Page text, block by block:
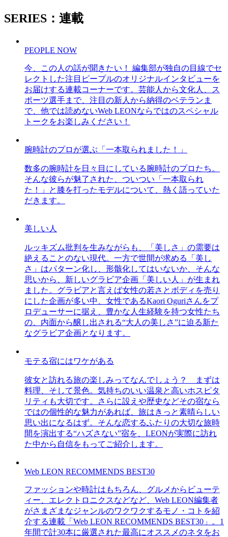
SERIES：連載
PEOPLE NOW
今、この人の話が聞きたい！ 編集部が独自の目線でセ
レクトした注目ピープルのオリジナルインタビューを
お届けする連載コーナーです。芸能人から文化人、ス
ポーツ選手まで、注目の新人から納得のベテランま
で、他では読めないWeb LEONならではのスペシャル
トークをお楽しみください！
腕時計のプロが選ぶ「一本取られました！」
数多の腕時計を日々目にしている腕時計のプロたち。
そんな彼らが魅了された、ついつい「一本取られ
た！」と膝を打ったモデルについて、熱く語っていた
だきます。
美しい人
ルッキズム批判を生みながらも、「美しさ」の需要は
絶えることのない現代。一方で世間が求める「美し
さ」はパターン化し、形骸化してはいないか、そんな
思いから、新しいグラビア企画「美しい人」が生まれ
ました。グラビアと言えば女性の若さとボディを売り
にした企画が多い中、女性であるKaori Oguriさんをプ
ロデューサーに据え、豊かな人生経験を持つ女性たち
の、内面から醸し出される“大人の美しさ”に迫る新た
なグラビア企画となります。
モテる宿にはワケがある
彼女と訪れる旅の楽しみってなんでしょう？ まずは
料理、そして景色。気持ちのいい温泉と高いホスピタ
リティも大切です。さらに設えや歴史などその宿なら
ではの個性的な魅力があれば、旅はきっと素晴らしい
思い出になるはず。そんな恋するふたりの大切な旅時
間を演出する“ハズさない”宿を、LEONが実際に訪れ
た中から自信をもってご紹介します。
Web LEON RECOMMENDS BEST30
ファッションや時計はもちろん、グルメからビューテ
ィー、エレクトロニクスなどなど、Web LEON編集者
がさまざまなジャンルのワクワクするモノ・コトを紹
介する連載「Web LEON RECOMMENDS BEST30」。1
年間で計30本に厳選された最高にオススメのネタをお